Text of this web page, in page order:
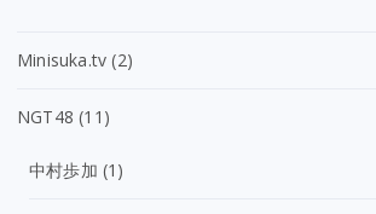
Minisuka.tv (2)
NGT48 (11)
中村歩加 (1)